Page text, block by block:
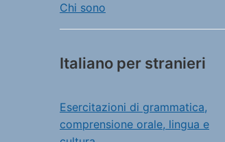
Chi sono
Italiano per stranieri
Esercitazioni di grammatica,
comprensione orale, lingua e